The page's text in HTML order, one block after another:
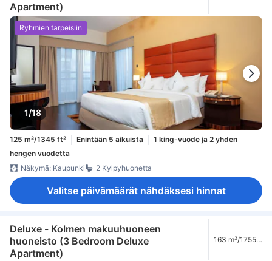
Apartment)
1/18
Ryhmien tarpeisiin
125 m²/1345 ft² Enintään 5 aikuista
1 king-vuode ja 2 yhden
hengen vuodetta
Näkymä: Kaupunki
2 Kylpyhuonetta
Valitse päivämäärät nähdäksesi hinnat
Deluxe - Kolmen makuuhuoneen
huoneisto (3 Bedroom Deluxe
Apartment)
163 m²/1755